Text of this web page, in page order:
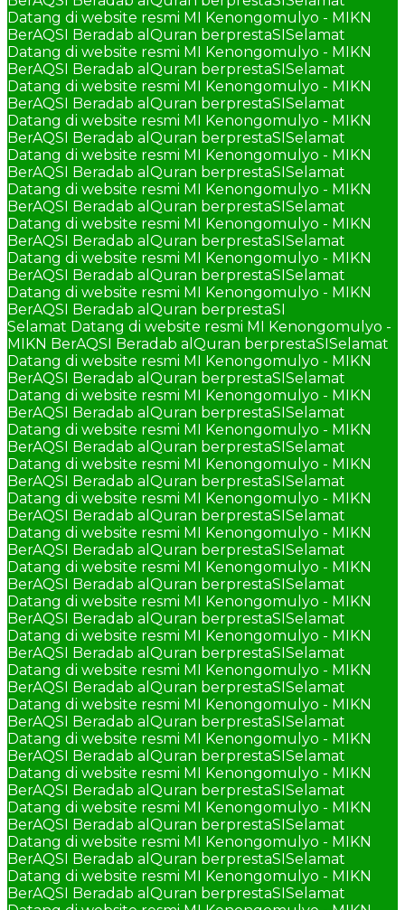
Datang di website resmi MI Kenongomulyo - MIKN
BerAQSI Beradab alQuran berprestaSISelamat
Datang di website resmi MI Kenongomulyo - MIKN
BerAQSI Beradab alQuran berprestaSISelamat
Datang di website resmi MI Kenongomulyo - MIKN
BerAQSI Beradab alQuran berprestaSISelamat
Datang di website resmi MI Kenongomulyo - MIKN
BerAQSI Beradab alQuran berprestaSISelamat
Datang di website resmi MI Kenongomulyo - MIKN
BerAQSI Beradab alQuran berprestaSISelamat
Datang di website resmi MI Kenongomulyo - MIKN
BerAQSI Beradab alQuran berprestaSISelamat
Datang di website resmi MI Kenongomulyo - MIKN
BerAQSI Beradab alQuran berprestaSISelamat
Datang di website resmi MI Kenongomulyo - MIKN
BerAQSI Beradab alQuran berprestaSISelamat
Datang di website resmi MI Kenongomulyo - MIKN
BerAQSI Beradab alQuran berprestaSI
Selamat Datang di website resmi MI Kenongomulyo -
MIKN BerAQSI Beradab alQuran berprestaSISelamat
Datang di website resmi MI Kenongomulyo - MIKN
BerAQSI Beradab alQuran berprestaSISelamat
Datang di website resmi MI Kenongomulyo - MIKN
BerAQSI Beradab alQuran berprestaSISelamat
Datang di website resmi MI Kenongomulyo - MIKN
BerAQSI Beradab alQuran berprestaSISelamat
Datang di website resmi MI Kenongomulyo - MIKN
BerAQSI Beradab alQuran berprestaSISelamat
Datang di website resmi MI Kenongomulyo - MIKN
BerAQSI Beradab alQuran berprestaSISelamat
Datang di website resmi MI Kenongomulyo - MIKN
BerAQSI Beradab alQuran berprestaSISelamat
Datang di website resmi MI Kenongomulyo - MIKN
BerAQSI Beradab alQuran berprestaSISelamat
Datang di website resmi MI Kenongomulyo - MIKN
BerAQSI Beradab alQuran berprestaSISelamat
Datang di website resmi MI Kenongomulyo - MIKN
BerAQSI Beradab alQuran berprestaSISelamat
Datang di website resmi MI Kenongomulyo - MIKN
BerAQSI Beradab alQuran berprestaSISelamat
Datang di website resmi MI Kenongomulyo - MIKN
BerAQSI Beradab alQuran berprestaSISelamat
Datang di website resmi MI Kenongomulyo - MIKN
BerAQSI Beradab alQuran berprestaSISelamat
Datang di website resmi MI Kenongomulyo - MIKN
BerAQSI Beradab alQuran berprestaSISelamat
Datang di website resmi MI Kenongomulyo - MIKN
BerAQSI Beradab alQuran berprestaSISelamat
Datang di website resmi MI Kenongomulyo - MIKN
BerAQSI Beradab alQuran berprestaSISelamat
Datang di website resmi MI Kenongomulyo - MIKN
BerAQSI Beradab alQuran berprestaSISelamat